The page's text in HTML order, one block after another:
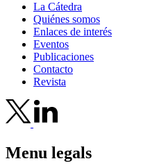
La Cátedra
Quiénes somos
Enlaces de interés
Eventos
Publicaciones
Contacto
Revista
Menu legals